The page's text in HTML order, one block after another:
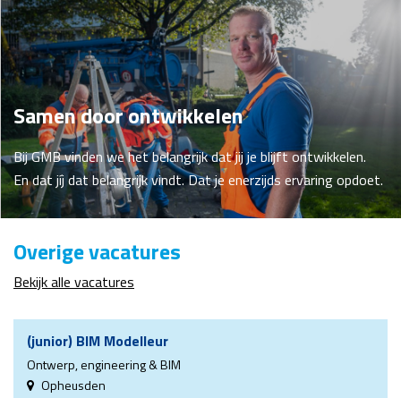
Samen door ontwikkelen
Bij GMB vinden we het belangrijk dat jij je blijft ontwikkelen.
En dat jíj dat belangrijk vindt. Dat je enerzijds ervaring opdoet.
Overige vacatures
Bekijk alle vacatures
(junior) BIM Modelleur
Ontwerp, engineering & BIM
Opheusden